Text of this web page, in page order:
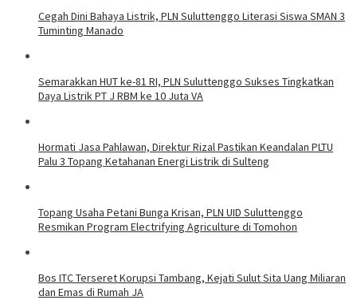
Cegah Dini Bahaya Listrik, PLN Suluttenggo Literasi Siswa SMAN 3
Tuminting Manado
Semarakkan HUT ke-81 RI, PLN Suluttenggo Sukses Tingkatkan
Daya Listrik PT J RBM ke 10 Juta VA
Hormati Jasa Pahlawan, Direktur Rizal Pastikan Keandalan PLTU
Palu 3 Topang Ketahanan Energi Listrik di Sulteng
Topang Usaha Petani Bunga Krisan, PLN UID Suluttenggo
Resmikan Program Electrifying Agriculture di Tomohon
Bos ITC Terseret Korupsi Tambang, Kejati Sulut Sita Uang Miliaran
dan Emas di Rumah JA